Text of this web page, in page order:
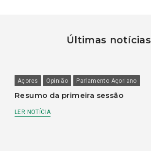
Últimas notícias
Açores Opinião Parlamento Açoriano
Resumo da primeira sessão
LER NOTÍCIA